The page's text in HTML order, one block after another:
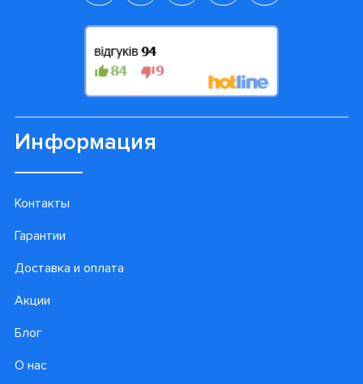
Информация
Контакты
Гарантии
Доставка и оплата
Акции
Блог
О нас